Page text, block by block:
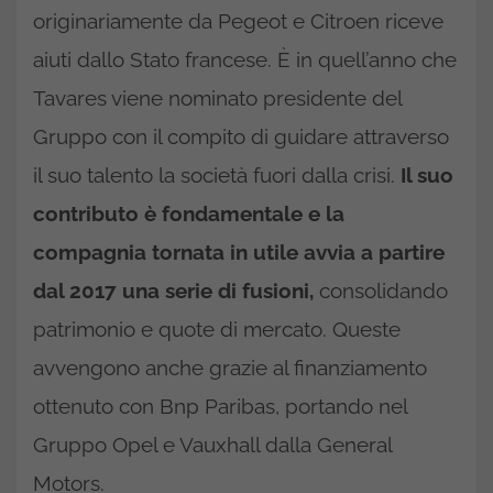
originariamente da Pegeot e Citroen riceve
aiuti dallo Stato francese. È in quell’anno che
Tavares viene nominato presidente del
Gruppo con il compito di guidare attraverso
il suo talento la società fuori dalla crisi. Il suo
contributo è fondamentale e la
compagnia tornata in utile avvia a partire
dal 2017 una serie di fusioni, consolidando
patrimonio e quote di mercato. Queste
avvengono anche grazie al finanziamento
ottenuto con Bnp Paribas, portando nel
Gruppo Opel e Vauxhall dalla General
Motors.